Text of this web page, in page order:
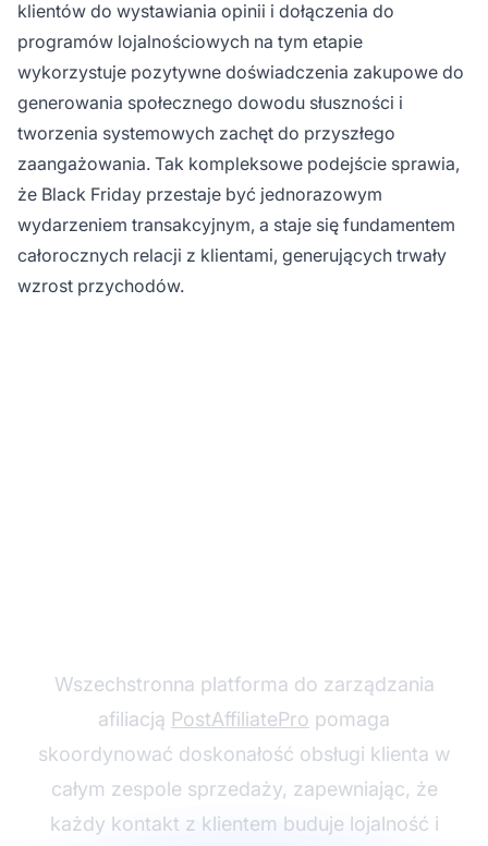
klientów do wystawiania opinii i dołączenia do
programów lojalnościowych na tym etapie
wykorzystuje pozytywne doświadczenia zakupowe do
generowania społecznego dowodu słuszności i
tworzenia systemowych zachęt do przyszłego
zaangażowania. Tak kompleksowe podejście sprawia,
że Black Friday przestaje być jednorazowym
wydarzeniem transakcyjnym, a staje się fundamentem
całorocznych relacji z klientami, generujących trwały
wzrost przychodów.
Wszechstronna platforma do zarządzania
afiliacją PostAffiliatePro pomaga
skoordynować doskonałość obsługi klienta w
całym zespole sprzedaży, zapewniając, że
każdy kontakt z klientem buduje lojalność i